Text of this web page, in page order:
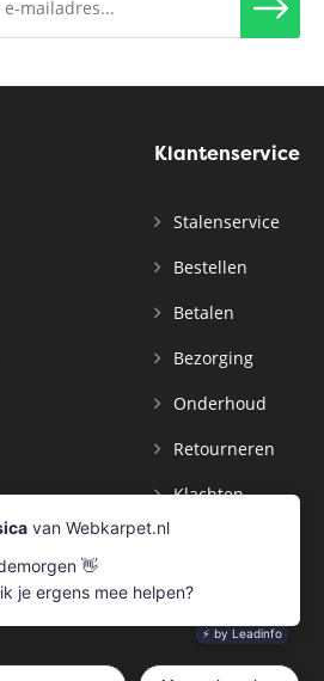
Klantenservice
Stalenservice
Bestellen
Betalen
Bezorging
Onderhoud
Retourneren
Klachten
Contact
Mijn Account